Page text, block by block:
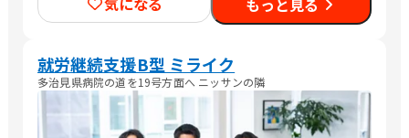
もっと見る
就労継続支援B型 ミライク
多治見県病院の道を19号方面へ ニッサンの隣